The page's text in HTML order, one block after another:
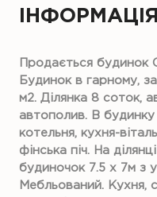
ІНФОРМАЦІЯ
Продається будинок
Будинок в гарному,
м2. Ділянка 8 соток,
автополив. В будинку
котельня, кухня-
фінська піч. На
будиночок 7.5 х 7м з
Мебльований. Кухня,